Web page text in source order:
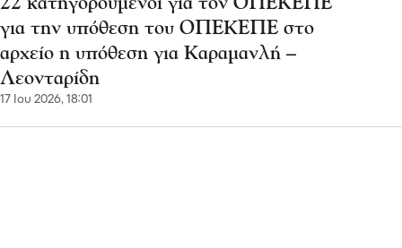
22 κατηγορούμενοι για τον ΟΠΕΚΕΠΕ
για την υπόθεση του ΟΠΕΚΕΠΕ στο
αρχείο η υπόθεση για Καραμανλή –
Λεονταρίδη
17 Ιου 2026, 18:01